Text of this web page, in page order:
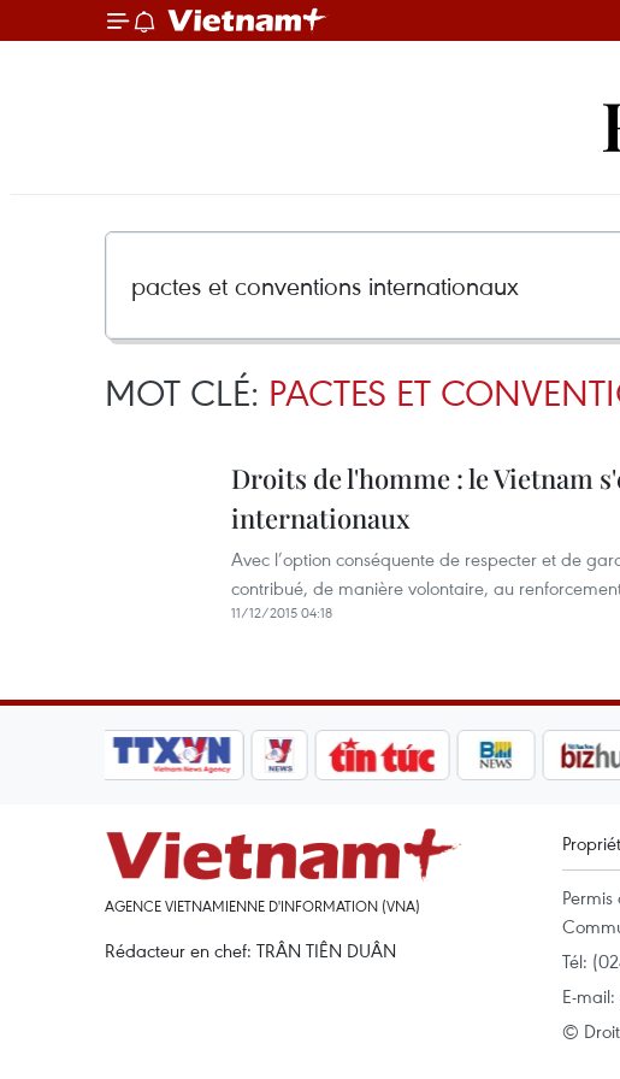
MOT CLÉ: PACTES ET
Droits de l'homme : le Vietnam
internationaux
Avec l’option conséquente de respecter et de
contribué, ​de manière volontaire, au
11/12/2015 04:18
AGENCE VIETNAMIENNE D'INFORMATION (VNA)
Rédacteur en chef: TRÂN TIÊN DUÂN
Tél:
E-mail:
©